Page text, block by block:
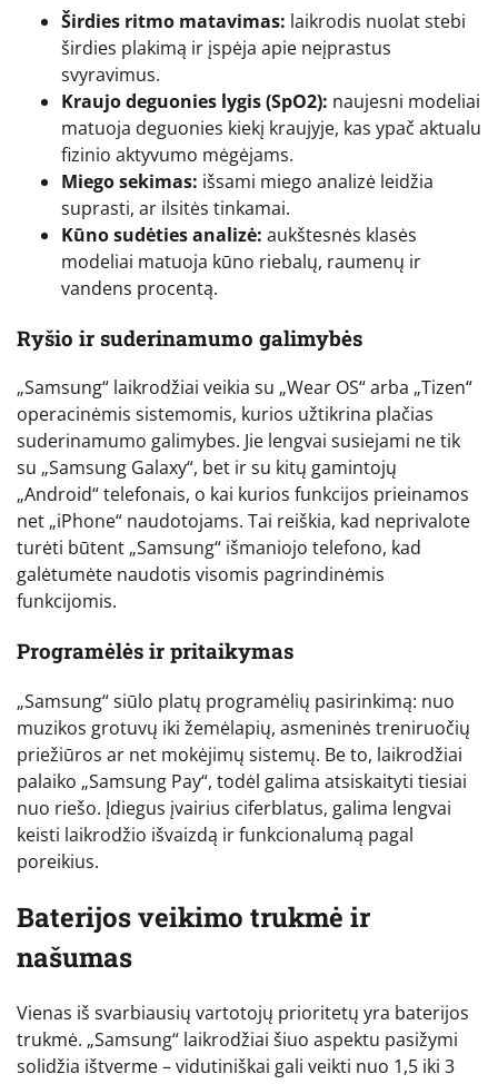
Širdies ritmo matavimas: laikrodis nuolat stebi
širdies plakimą ir įspėja apie neįprastus
svyravimus.
Kraujo deguonies lygis (SpO2): naujesni modeliai
matuoja deguonies kiekį kraujyje, kas ypač aktualu
fizinio aktyvumo mėgėjams.
Miego sekimas: išsami miego analizė leidžia
suprasti, ar ilsitės tinkamai.
Kūno sudėties analizė: aukštesnės klasės
modeliai matuoja kūno riebalų, raumenų ir
vandens procentą.
Ryšio ir suderinamumo galimybės
„Samsung“ laikrodžiai veikia su „Wear OS“ arba „Tizen“
operacinėmis sistemomis, kurios užtikrina plačias
suderinamumo galimybes. Jie lengvai susiejami ne tik
su „Samsung Galaxy“, bet ir su kitų gamintojų
„Android“ telefonais, o kai kurios funkcijos prieinamos
net „iPhone“ naudotojams. Tai reiškia, kad neprivalote
turėti būtent „Samsung“ išmaniojo telefono, kad
galėtumėte naudotis visomis pagrindinėmis
funkcijomis.
Programėlės ir pritaikymas
„Samsung“ siūlo platų programėlių pasirinkimą: nuo
muzikos grotuvų iki žemėlapių, asmeninės treniruočių
priežiūros ar net mokėjimų sistemų. Be to, laikrodžiai
palaiko „Samsung Pay“, todėl galima atsiskaityti tiesiai
nuo riešo. Įdiegus įvairius ciferblatus, galima lengvai
keisti laikrodžio išvaizdą ir funkcionalumą pagal
poreikius.
Baterijos veikimo trukmė ir
našumas
Vienas iš svarbiausių vartotojų prioritetų yra baterijos
trukmė. „Samsung“ laikrodžiai šiuo aspektu pasižymi
solidžia ištverme – vidutiniškai gali veikti nuo 1,5 iki 3